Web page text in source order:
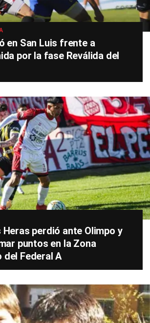
en San Luis frente a
por la fase Reválida del
Heras perdió ante Olimpo y
puntos en la Zona
del Federal A